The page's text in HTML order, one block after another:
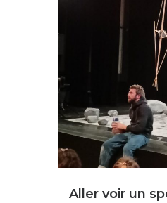
Aller voir un